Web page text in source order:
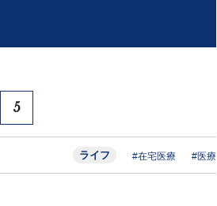
5
ライフ #在宅医療 #医療